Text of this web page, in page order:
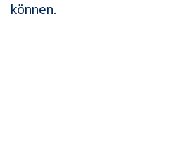
können.